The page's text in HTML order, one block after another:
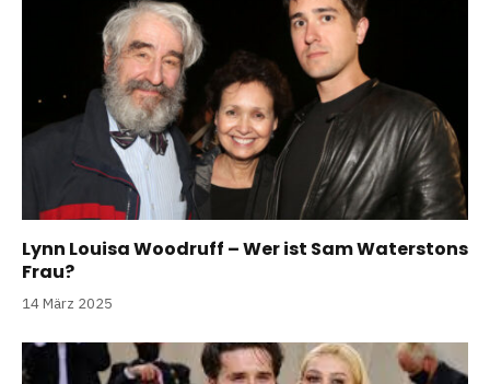
Lynn Louisa Woodruff – Wer ist Sam Waterstons
Frau?
14 März 2025